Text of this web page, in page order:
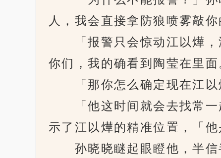
人，我会直接拿防狼喷雾敲你
「报警只会惊动江以燁，
你们，我的确看到陶莹在里面
「那你怎么确定现在江以
「他这时间就会去找常一
示了江以燁的精准位置，「
孙晓晓瞇起眼瞪他，半信